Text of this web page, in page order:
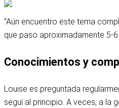
“Aún encuentro este tema
que paso aproximadamente 5-
Conocimientos y
Louise es preguntada
seguí al principio. A veces, a la